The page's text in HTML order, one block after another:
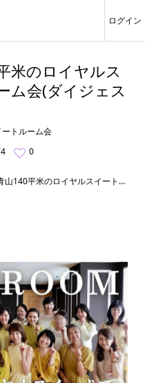
ログイン
米のロイヤルス
ム会(ダイジェス
ートルーム会
0
のロイヤルスイート！スイートルーム会(ダイジェスト)